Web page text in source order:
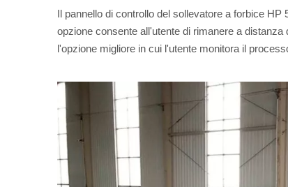
Il pannello di controllo del sollevatore a forbice
opzione consente all'utente di rimanere a
l'opzione migliore in cui l'utente monitora il